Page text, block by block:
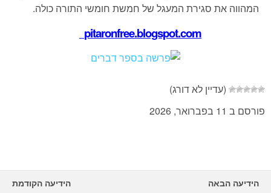
המהווה את סגירת המעגל של חמשת חומשי התורה כולה.
pitaronfree.blogspot.com
(עדיין לא דורג)
פורסם ב 11 בפברואר, 2026
הידיעה הקודמת הידיעה הבאה